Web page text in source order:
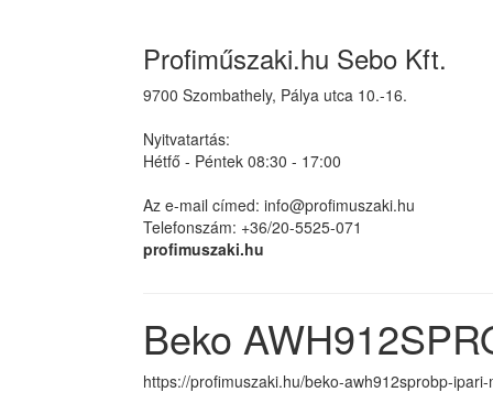
Profiműszaki.hu Sebo Kft.
9700 Szombathely, Pálya utca 10.-16.
Nyitvatartás:
Hétfő - Péntek 08:30 - 17:00
Az e-mail címed: info@profimuszaki.hu
Telefonszám: +36/20-5525-071
profimuszaki.hu
Beko
https://profimuszaki.hu/beko-awh912sprobp-